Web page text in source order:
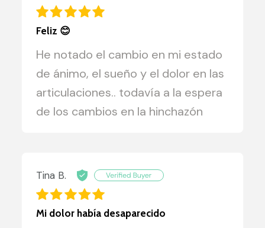
Feliz 😊
He notado el cambio en mi estado
de ánimo, el sueño y el dolor en las
articulaciones.. todavía a la espera
de los cambios en la hinchazón
Tina B.
Mi dolor había desaparecido